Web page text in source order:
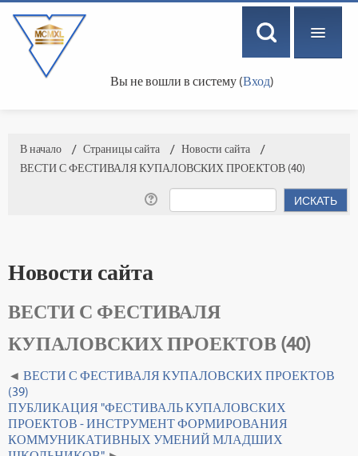
Вы не вошли в систему (Вход)
В начало → Страницы сайта → Новости сайта
→
ВЕСТИ С ФЕСТИВАЛЯ КУПАЛОВСКИХ ПРОЕКТОВ (40)
Новости сайта
ВЕСТИ С ФЕСТИВАЛЯ
КУПАЛОВСКИХ ПРОЕКТОВ (40)
ВЕСТИ С ФЕСТИВАЛЯ КУПАЛОВСКИХ ПРОЕКТОВ
(39)
ПУБЛИКАЦИЯ "ФЕСТИВАЛЬ КУПАЛОВСКИХ
ПРОЕКТОВ - ИНСТРУМЕНТ ФОРМИРОВАНИЯ
КОММУНИКАТИВНЫХ УМЕНИЙ МЛАДШИХ